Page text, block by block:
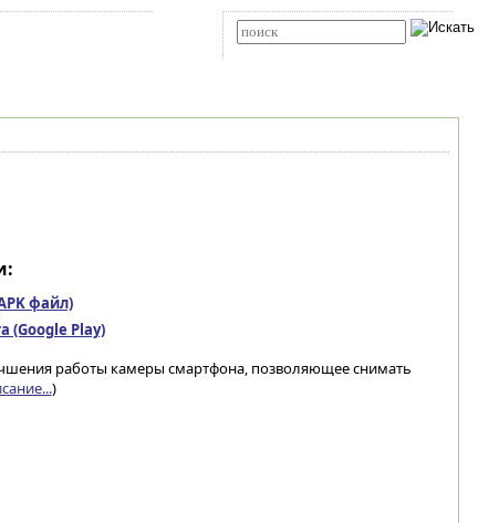
файл)
(Google Play)
работы камеры смартфона, позволяющее снимать
)